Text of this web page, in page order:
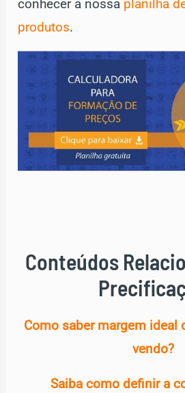
conhecer a nossa planilha
produtos.
Conteúdos
Como saber margem ideal
vendo?
Saiba como definir a